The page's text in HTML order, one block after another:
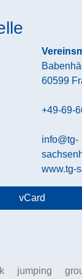
60599
+49-69-
info@tg-
www.tg-
vCard
jumping